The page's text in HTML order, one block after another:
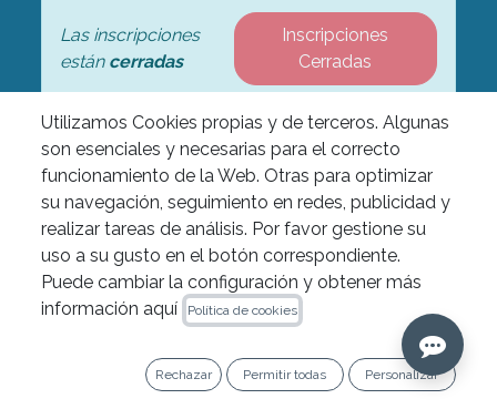
Las inscripciones
están cerradas
Inscripciones
Cerradas
Este hands-on é organizado
pela Ordem dos Médicos
Dentistas (OMD) e pela
Sociedad Española de
Prótesis Estomatológica y
Estética (SEPES), pelo que,
para formalizar a inscrição, é
imprescindível contactar
entidades através dos
seguintes meios:
Utilizamos Cookies propias y de terceros. Algunas
son esenciales y necesarias para el correcto
funcionamiento de la Web. Otras para optimizar
su navegación, seguimiento en redes, publicidad y
realizar tareas de análisis. Por favor gestione su
uso a su gusto en el botón correspondiente.
Puede cambiar la configuración y obtener más
información aquí
Política de cookies
Rechazar Permitir todas Personalizar